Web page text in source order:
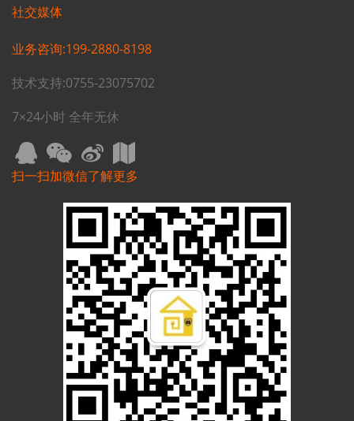
社交媒体
业务咨询:199-2880-8198
技术支持:0755-23075702
7×24小时 全年无休
扫一扫加微信了解更多